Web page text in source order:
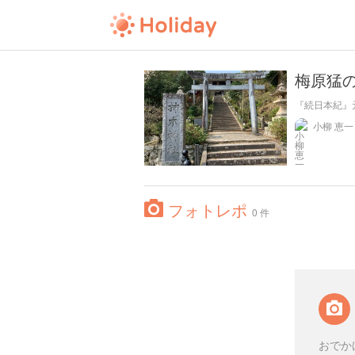
梅原猛
『続日本紀
小柳 恵一
フォトレポ 0 件
おで